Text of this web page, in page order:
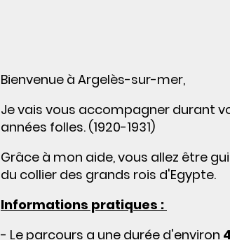
Bienvenue à Argelès-sur-mer,
Je vais vous accompagner durant
années folles. (1920-1931)
Grâce à mon aide, vous allez être
du collier des grands rois d'Egypte.
Informations pratiques :
- Le parcours a une durée d'environ